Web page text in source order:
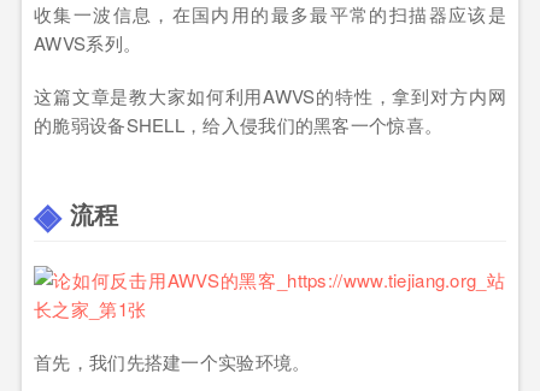
收集一波信息，在国内用的最多最平常的扫描器应该是
AWVS系列。
这篇文章是教大家如何利用AWVS的特性，拿到对方内网
的脆弱设备SHELL，给入侵我们的黑客一个惊喜。
流程
首先，我们先搭建一个实验环境。